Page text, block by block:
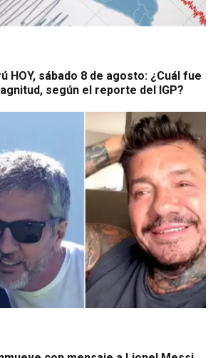
HOY, sábado 8 de agosto: ¿Cuál fue
según el reporte del IGP?